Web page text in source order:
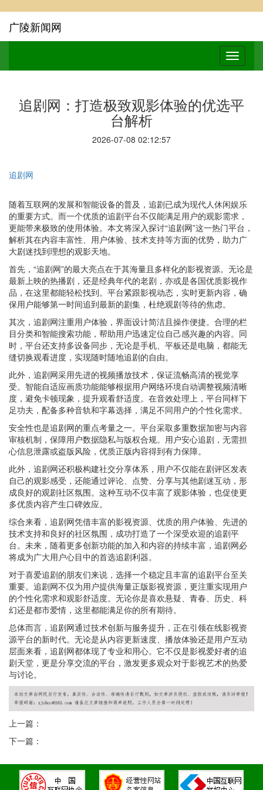
广陵新闻网
追剧网：打造极致观影体验的优选平
台解析
2026-07-08 02:12:57
追剧网
随着互联网的发展和智能设备的普及，追剧已成为现代人休闲娱乐
的重要方式。而一个优质的追剧平台不仅能满足用户的观影需求，
更能带来极致的使用体验。本文将深入探讨“追剧网”这一热门平台，
解析其在内容丰富性、用户体验、技术支持等方面的优势，助力广
大剧迷找到理想的观影天地。
首先，“追剧网”的最大亮点在于其海量且多样化的影视资源。无论是
最新上映的热播剧，还是经典年代的老剧，亦或是各国优质影视作
品，在这里都能轻松找到。平台紧跟影视动态，实时更新内容，确
保用户能够第一时间追到最新的剧集，杜绝观剧等待的焦虑。
其次，追剧网注重用户体验，界面设计简洁且操作便捷。合理的栏
目分类和智能搜索功能，帮助用户迅速定位自己感兴趣的内容。同
时，平台还支持多设备同步，无论是手机、平板还是电脑，都能无
缝切换观看进度，实现随时随地追剧的自由。
此外，追剧网采用先进的视频播放技术，保证流畅高清的视觉享
受。智能自适应画质功能能够根据用户网络环境自动调整视频清晰
度，避免卡顿现象，提升观看舒适度。在音效处理上，平台同样下
足功夫，配备多种音轨和字幕选择，满足不同用户的个性化需求。
安全性也是追剧网的重点考量之一。平台采取多重数据加密与内容
审核机制，保障用户数据隐私与版权合规。用户安心追剧，无需担
心信息泄露或盗版风险，优质正版内容得到有力保障。
此外，追剧网还积极构建社交分享体系，用户不仅能在剧评区发表
自己的观影感受，还能通过评论、点赞、分享与其他剧迷互动，形
成良好的观剧社区氛围。这种互动不仅丰富了观影体验，也促使更
多优质内容产生口碑效应。
综合来看，追剧网凭借丰富的影视资源、优质的用户体验、先进的
技术支持和良好的社区氛围，成功打造了一个深受欢迎的追剧平
台。未来，随着更多创新功能的加入和内容的持续丰富，追剧网必
将成为广大用户心目中的首选追剧利器。
对于喜爱追剧的朋友们来说，选择一个稳定且丰富的追剧平台至关
重要。追剧网不仅为用户提供海量正版影视资源，更注重实现用户
的个性化需求和观影舒适度。无论你是喜欢悬疑、青春、历史、科
幻还是都市爱情，这里都能满足你的所有期待。
总体而言，追剧网通过技术创新与服务提升，正在引领在线影视资
源平台的新时代。无论是从内容更新速度、播放体验还是用户互动
层面来看，追剧网都体现了专业和用心。它不仅是影视爱好者的追
剧天堂，更是分享交流的平台，激发更多观众对于影视艺术的热爱
与讨论。
上一篇：
下一篇：